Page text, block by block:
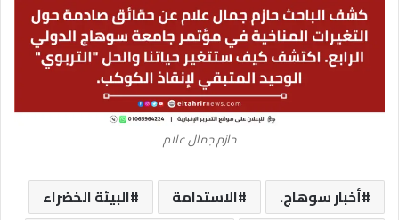
حازم جمال علام
أخبار سوهاج. الاستدامة
البيئة الخضراء